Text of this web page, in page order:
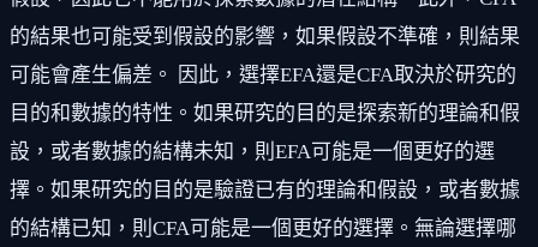
的結果也可能受到假設的影響，如果假設不準確，則結果
可能會產生偏差。 因此，選擇EFA還是CFA取決於研究的
目的和數據的特性。如果研究的目的是探索新的理論和假
設，或者數據的結構未知，則EFA可能是一個更好的選
擇。如果研究的目的是驗證已有的理論和假設，或者數據
的結構已知，則CFA可能是一個更好的選擇。無論選擇哪